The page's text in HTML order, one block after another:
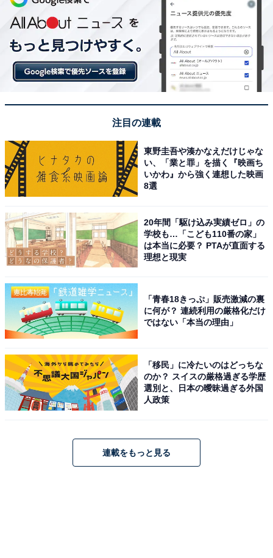
楽天トラベルでは、毎月5日・10日・15日・20日・25
日・30日に特別キャンペーンを実施. 対象日にエントリ
ー＆予約をすると、宿泊料金が特別価格になるほか、ポ
イント還元率もアップします。
さらに、キャンペーン対象施設の中には、期間限定のス
をお得に楽しみたい方は、ぜひこの機会を活用しましょ
う。
楽天トラベルでキャンペーンを見る
※掲載されている情報は記事公開時のものです。あらか
じめご了承ください。また、記事中の宿泊プランを予約
すると、売上の一部がオールアバウトに還元されること
この記事の執筆者： All About ニュース お買
いもの部
のがもっと楽しく、もっとお得になる情報をお届け。編集部員によ
る独自レビューなど、ここでしか手に入らない情報も満載です。
注目の連載
東野圭吾や湊かなえだけじゃな
い、「業と罪」を描く『映画ち
いかわ』から強く連想した映画
8選
20年間「駆け込み実績ゼロ」の
学校も…「こども110番の家」
は本当に必要？ PTAが直面する
理想と現実
「青春18きっぷ」販売激減の裏
に何が？ 連続利用の厳格化だけ
ではない「本当の理由」
「移民」に冷たいのはどっちな
のか？ スイスの厳格過ぎる学歴
選別と、日本の曖昧過ぎる外国
人政策
連載をもっと見る